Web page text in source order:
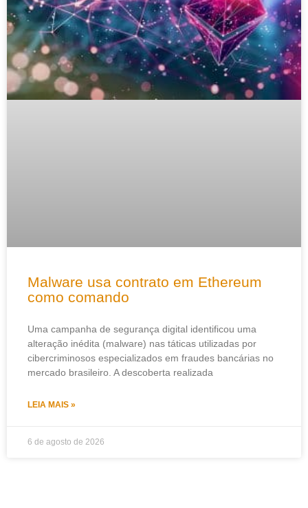
Malware usa contrato em Ethereum
como comando
Uma campanha de segurança digital identificou uma
alteração inédita (malware) nas táticas utilizadas por
cibercriminosos especializados em fraudes bancárias no
mercado brasileiro. A descoberta realizada
LEIA MAIS »
6 de agosto de 2026